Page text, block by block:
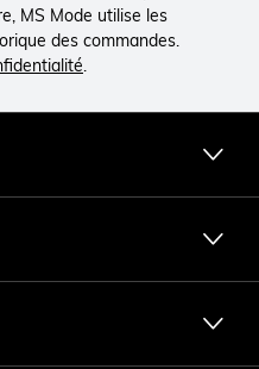
MS Mode utilise les
des commandes.
.